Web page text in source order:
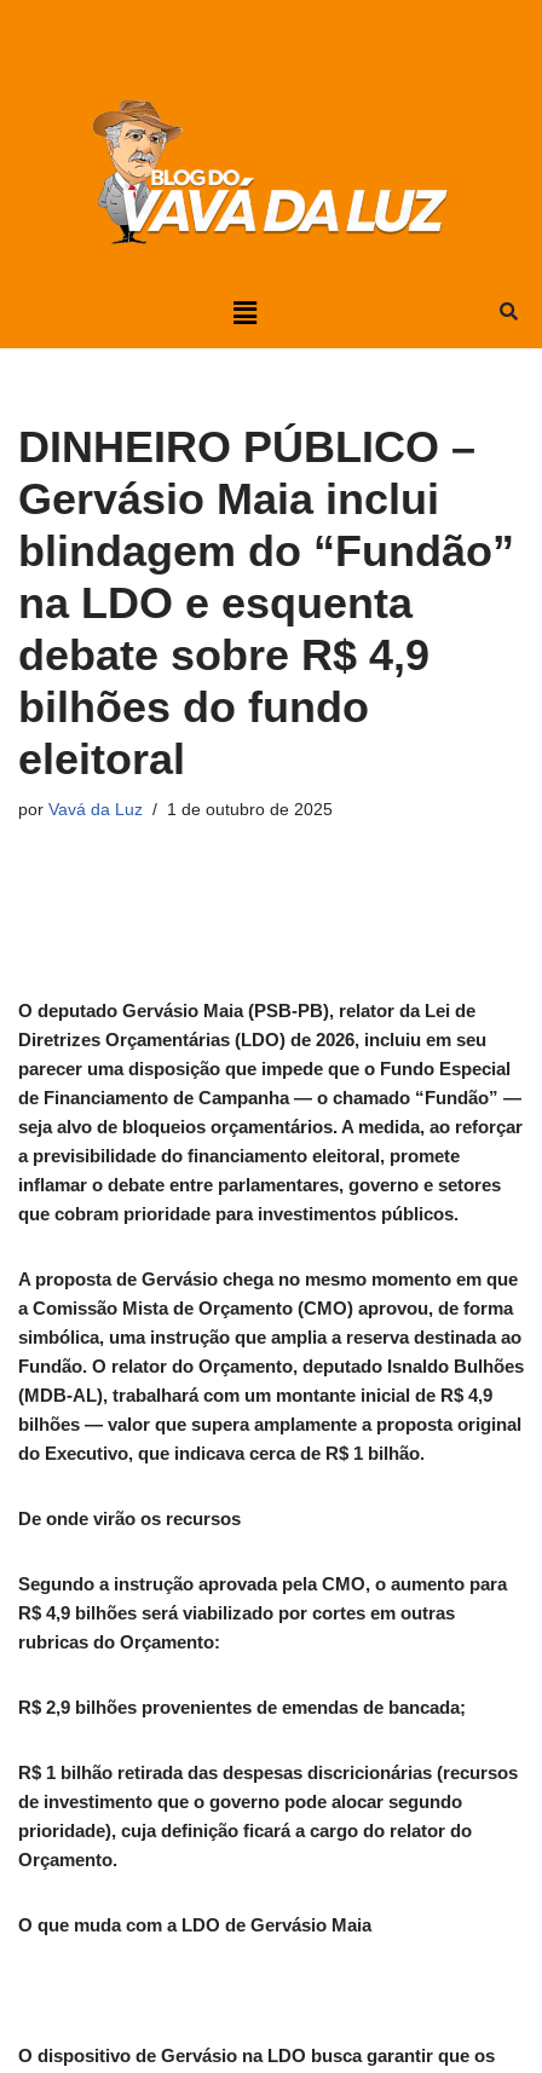
DINHEIRO PÚBLICO –
Gervásio Maia inclui
blindagem do “Fundão”
na LDO e esquenta
debate sobre R$ 4,9
bilhões do fundo
eleitoral
por Vavá da Luz 1 de outubro de 2025
O deputado Gervásio Maia (PSB-PB), relator da Lei de
Diretrizes Orçamentárias (LDO) de 2026, incluiu em seu
parecer uma disposição que impede que o Fundo Especial
de Financiamento de Campanha — o chamado “Fundão” —
seja alvo de bloqueios orçamentários. A medida, ao reforçar
a previsibilidade do financiamento eleitoral, promete
inflamar o debate entre parlamentares, governo e setores
que cobram prioridade para investimentos públicos.
A proposta de Gervásio chega no mesmo momento em que
a Comissão Mista de Orçamento (CMO) aprovou, de forma
simbólica, uma instrução que amplia a reserva destinada ao
Fundão. O relator do Orçamento, deputado Isnaldo Bulhões
(MDB-AL), trabalhará com um montante inicial de R$ 4,9
bilhões — valor que supera amplamente a proposta original
do Executivo, que indicava cerca de R$ 1 bilhão.
De onde virão os recursos
Segundo a instrução aprovada pela CMO, o aumento para
R$ 4,9 bilhões será viabilizado por cortes em outras
rubricas do Orçamento:
R$ 2,9 bilhões provenientes de emendas de bancada;
R$ 1 bilhão retirada das despesas discricionárias (recursos
de investimento que o governo pode alocar segundo
prioridade), cuja definição ficará a cargo do relator do
Orçamento.
O que muda com a LDO de Gervásio Maia
O dispositivo de Gervásio na LDO busca garantir que os